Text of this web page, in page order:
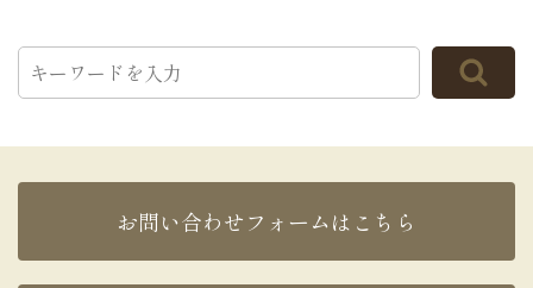
お問い合わせフォームはこちら